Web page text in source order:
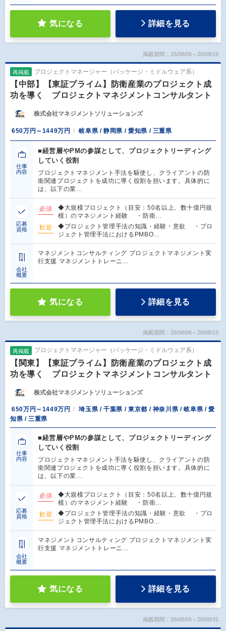
気になる 詳細を見る
掲載期間：26/08/06～26/08/19
再掲載 プロジェクトマネージャー（パッケージ・ミドルウェア系）
【中部】【東証プライム】防衛産業のプロジェクト成
功を導く プロジェクトマネジメントコンサルタント
株式会社マネジメントソリューションズ
650万円～1449万円 岐阜県 / 静岡県 / 愛知県 / 三重県
仕事
内容
■経営層やPMの参謀として、プロジェクトリーディング
していく役割
プロジェクトマネジメント手法を駆使し、クライアントの防
衛関連プロジェクトを成功に導く役割を担います。具体的に
は、以下の業…
応募
資格
必須
◆大規模プロジェクト（目安：50名以上、数十億円規
模）のマネジメント経験 ・防衛…
歓迎
◆プロジェクト管理手法の知識・経験・意欲 ・プロ
ジェクト管理手法におけるPMBO…
会社
概要
マネジメントコンサルティング プロジェクトマネジメント実
行支援 マネジメントトレーニ…
気になる 詳細を見る
掲載期間：26/08/06～26/08/19
再掲載 プロジェクトマネージャー（パッケージ・ミドルウェア系）
【関東】【東証プライム】防衛産業のプロジェクト成
功を導く プロジェクトマネジメントコンサルタント
株式会社マネジメントソリューションズ
650万円～1449万円
埼玉県 / 千葉県 / 東京都 / 神奈川県 / 岐阜県 / 愛
知県 / 三重県
仕事
内容
■経営層やPMの参謀として、プロジェクトリーディング
していく役割
プロジェクトマネジメント手法を駆使し、クライアントの防
衛関連プロジェクトを成功に導く役割を担います。具体的に
は、以下の業…
応募
資格
必須
◆大規模プロジェクト（目安：50名以上、数十億円規
模）のマネジメント経験 ・防衛…
歓迎
◆プロジェクト管理手法の知識・経験・意欲 ・プロ
ジェクト管理手法におけるPMBO…
会社
概要
マネジメントコンサルティング プロジェクトマネジメント実
行支援 マネジメントトレーニ…
気になる 詳細を見る
掲載期間：26/08/05～26/08/31